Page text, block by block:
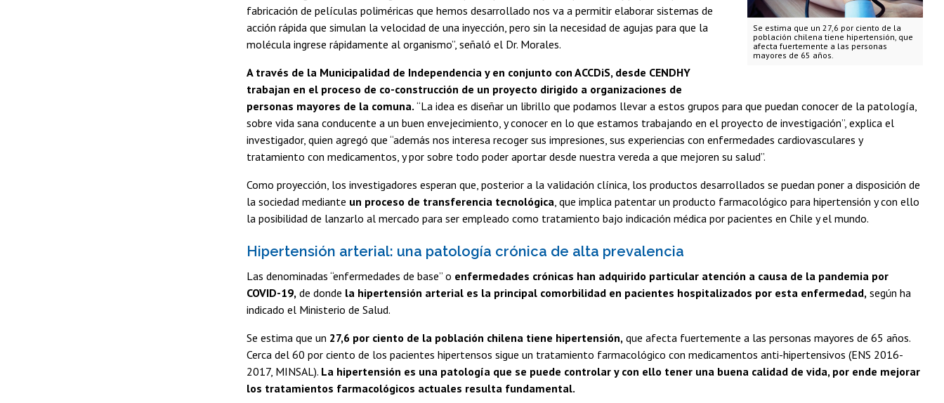
Se estima que un 27,6 por ciento de la
población chilena tiene hipertensión, que
afecta fuertemente a las personas
mayores de 65 años.
fabricación de películas poliméricas que hemos desarrollado nos va a permitir elaborar sistemas de
acción rápida que simulan la velocidad de una inyección, pero sin la necesidad de agujas para que la
molécula ingrese rápidamente al organismo”, señaló el Dr. Morales.
A través de la Municipalidad de Independencia y en conjunto con ACCDiS, desde CENDHY
trabajan en el proceso de co-construcción de un proyecto dirigido a organizaciones de
personas mayores de la comuna. “La idea es diseñar un librillo que podamos llevar a estos grupos para que puedan conocer de la patología,
sobre vida sana conducente a un buen envejecimiento, y conocer en lo que estamos trabajando en el proyecto de investigación”, explica el
investigador, quien agregó que “además nos interesa recoger sus impresiones, sus experiencias con enfermedades cardiovasculares y
tratamiento con medicamentos, y por sobre todo poder aportar desde nuestra vereda a que mejoren su salud”.
Como proyección, los investigadores esperan que, posterior a la validación clínica, los productos desarrollados se puedan poner a disposición de
la sociedad mediante un proceso de transferencia tecnológica, que implica patentar un producto farmacológico para hipertensión y con ello
la posibilidad de lanzarlo al mercado para ser empleado como tratamiento bajo indicación médica por pacientes en Chile y el mundo.
Hipertensión arterial: una patología crónica de alta prevalencia
Las denominadas “enfermedades de base” o enfermedades crónicas han adquirido particular atención a causa de la pandemia por
COVID-19, de donde la hipertensión arterial es la principal comorbilidad en pacientes hospitalizados por esta enfermedad, según ha
indicado el Ministerio de Salud.
Se estima que un 27,6 por ciento de la población chilena tiene hipertensión, que afecta fuertemente a las personas mayores de 65 años.
Cerca del 60 por ciento de los pacientes hipertensos sigue un tratamiento farmacológico con medicamentos anti-hipertensivos (ENS 2016-
2017, MINSAL). La hipertensión es una patología que se puede controlar y con ello tener una buena calidad de vida, por ende mejorar
los tratamientos farmacológicos actuales resulta fundamental.